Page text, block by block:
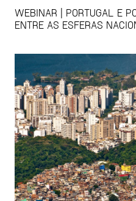
WEBINAR | PORTUGAL E
ENTRE AS ESFERAS